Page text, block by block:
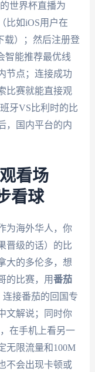
世界杯直播为
比如iOS用户在
载）；然后注册登
智能推荐最优线
节点；连接成功
比赛就能直接观
牙VS比利时的比
，国内平台的内
看场
看球
为海外华人，你
晋级的话）的比
大的多伦多，想
的比赛，用番茄
连接番茄的回国专
文解说；同时你
在手机上看另一
无限流量和100M
不会出现卡顿或